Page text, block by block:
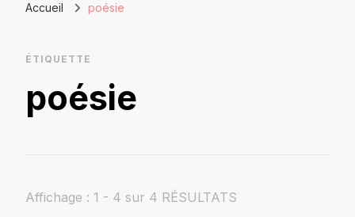
Accueil poésie
ÉTIQUETTE
poésie
Affichage : 1 - 4 sur 4 RÉSULTATS